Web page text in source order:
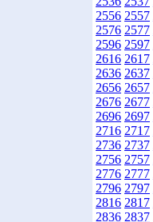
2556 2557
2576 2577
2596 2597
2616 2617
2636 2637
2656 2657
2676 2677
2696 2697
2716 2717
2736 2737
2756 2757
2776 2777
2796 2797
2816 2817
2836 2837